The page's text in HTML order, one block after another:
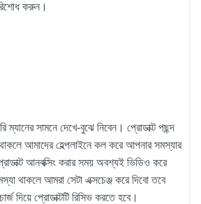
করুন।
ম্যানের সামনে দেখে-বুঝে নিবেন। প্রোডাক্ট পছন্দ
আমাদের হেল্পলাইনে কল করে আপনার সমস্যার
আনবক্সিং করার সময় অবশ্যই ভিডিও করে
থাকলে আমরা সেটা এক্সচেঞ্জ করে দিবো তবে
দিয়ে প্রোডাক্টটি রিসিভ করতে হবে।